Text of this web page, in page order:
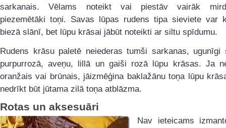
sarkanais. Vēlams noteikt vai piestāv vairāk
piezemētāki toņi. Savas lūpas rudens tipa sieviete var
biezā slānī, bet lūpu krāsai jābūt noteikti ar siltu spīdumu.
Rudens krāsu paletē neiederas tumši sarkanas, ugunīgi
purpurrozā, aveņu, lillā un gaiši rozā lūpu krāsas. Ja
oranžais vai brūnais, jāizmēģina baklažānu toņa lūpu
nedrīkt būt jūtama zilā toņa atblāzma.
Rotas un aksesuāri
Nav ieteicams